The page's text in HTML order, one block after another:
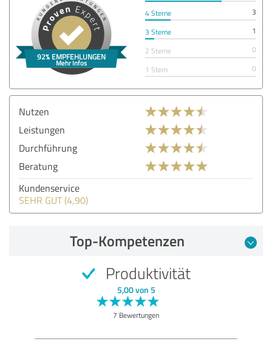
4 Sterne
3
3 Sterne
1
2 Sterne
0
1 Stern
0
Nutzen
Leistungen
Durchführung
Beratung
Kundenservice
SEHR GUT (4,90)
Top-Kompetenzen
Produktivität
5,00 von 5
7 Bewertungen